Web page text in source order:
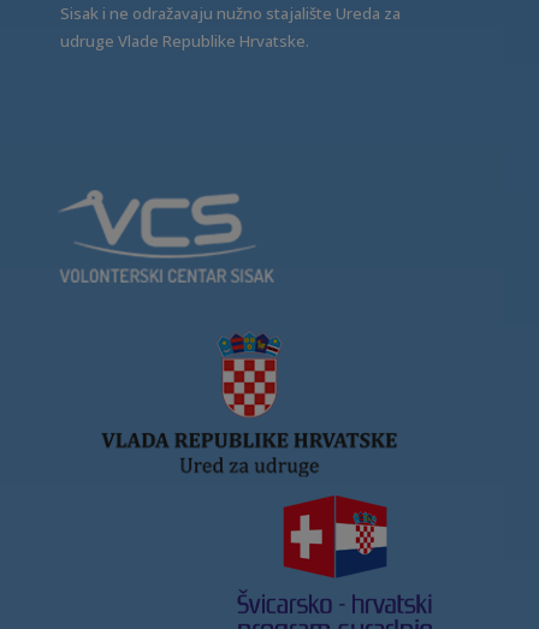
Sisak i ne odražavaju nužno stajalište Ureda za
udruge Vlade Republike Hrvatske.